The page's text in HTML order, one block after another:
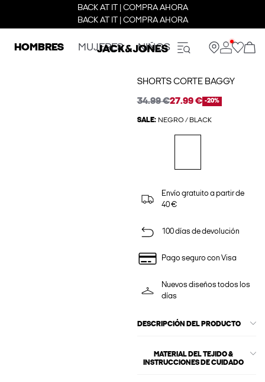
BACK AT IT | COMPRA AHORA
BACK AT IT | COMPRA AHORA
HOMBRES MUJERES NIÑOS
SHORTS CORTE BAGGY
34.99 €27.99 € -20%
SALE: NEGRO / BLACK
Envío gratuito a partir de
40 €
100 días de devolución
Pago seguro con Visa
Nuevos diseños todos los
días
DESCRIPCIÓN DEL PRODUCTO
MATERIAL DEL TEJIDO &
INSTRUCCIONES DE CUIDADO